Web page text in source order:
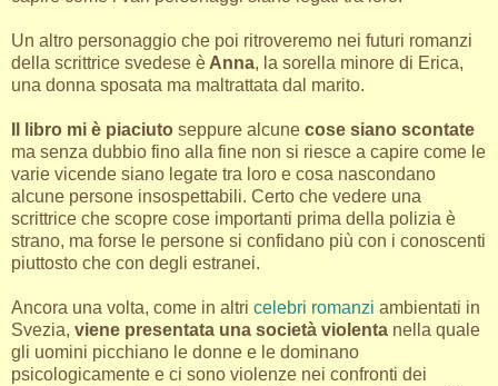
Un altro personaggio che poi ritroveremo nei futuri romanzi
della scrittrice svedese è Anna, la sorella minore di Erica,
una donna sposata ma maltrattata dal marito.
Il libro mi è piaciuto seppure alcune cose siano scontate
ma senza dubbio fino alla fine non si riesce a capire come le
varie vicende siano legate tra loro e cosa nascondano
alcune persone insospettabili. Certo che vedere una
scrittrice che scopre cose importanti prima della polizia è
strano, ma forse le persone si confidano più con i conoscenti
piuttosto che con degli estranei.
Ancora una volta, come in altri celebri romanzi ambientati in
Svezia, viene presentata una società violenta nella quale
gli uomini picchiano le donne e le dominano
psicologicamente e ci sono violenze nei confronti dei